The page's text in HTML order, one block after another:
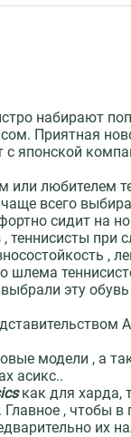
набирают
Приятная
японской
любителем
всего
сидит на
теннисисты
,
эту
модели , а
асикс..
как для харда,
, чтобы
их